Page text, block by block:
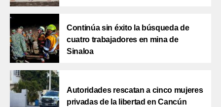
Continúa sin éxito la búsqueda de
cuatro trabajadores en mina de
Sinaloa
Autoridades rescatan a cinco mujeres
privadas de la libertad en Cancún